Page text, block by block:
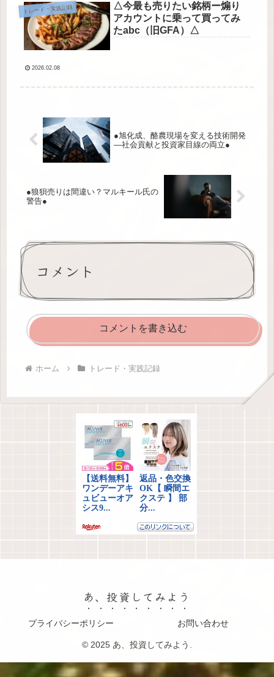
トレード・実践記録
△今最も売りたい銘柄ー煽り
アカウントに乗って買ってみ
たabc（旧GFA）△
2026.02.08
●旭化成、酪農現場を変える技術開発
—社会貢献と投資家目線の両立●
●狼狽売りは間違い？マルキール氏の
警告●
コメント
コメントを書き込む
ホーム トレード・実践記録
あ、投資してみよう
プライバシーポリシー お問い合わせ
© 2025 あ、投資してみよう.